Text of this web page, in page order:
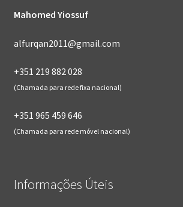
Mahomed Yiossuf
alfurqan2011@gmail.com
+351 219 882 028
(Chamada para rede fixa nacional)
+351 965 459 646
(Chamada para rede móvel nacional)
Informações Úteis